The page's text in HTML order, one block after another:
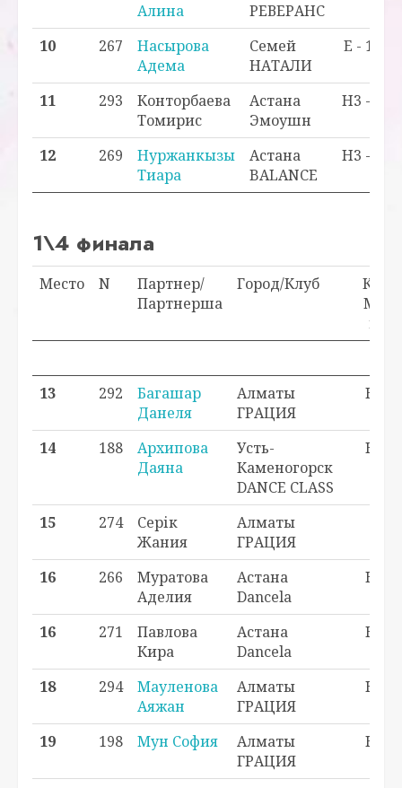
Алина
РЕВЕРАНС
10 267
Насырова
Адема
Семей
НАТАЛИ
E - 10
11 293
Конторбаева
Томирис
Астана
Эмоушн
H3 - 2
12 269
Нуржанкызы
Тиара
Астана
BALANCE
H3 - 3
1\4 финала
Место N
Партнер/
Партнерша
Город/Клуб
в кл.
13 292
Багашар
Данеля
Алматы
ГРАЦИЯ
H3 -
14 188
Архипова
Даяна
Усть-
Каменогорск
DANCE CLASS
H2 -
15 274
Серік
Жания
Алматы
ГРАЦИЯ
16 266
Муратова
Аделия
Астана
Dancela
H2 -
16 271
Павлова
Кира
Астана
Dancela
H3 -
18 294
Мауленова
Аяжан
Алматы
ГРАЦИЯ
H2 -
19 198 Мун София
Алматы
ГРАЦИЯ
H2 -